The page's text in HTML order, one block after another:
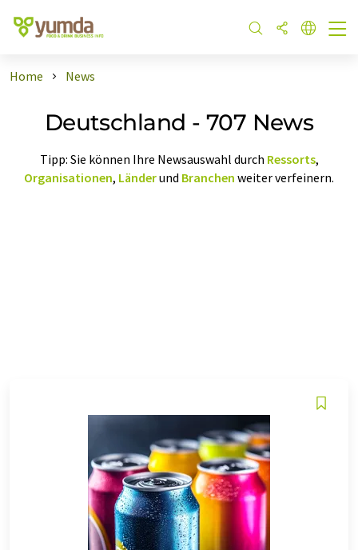
Home News
Deutschland - 707 News
Tipp: Sie können Ihre Newsauswahl durch Ressorts,
Organisationen, Länderund Branchen weiter verfeinern.